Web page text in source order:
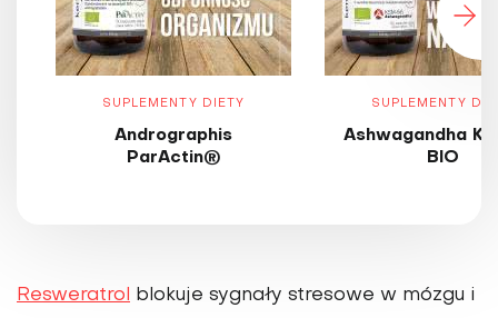
SUPLEMENTY DIETY
Andrographis
ParActin®
SUPLEMENTY
Ashwagandha
BIO
Resweratrol blokuje sygnały stresowe w mózgu i